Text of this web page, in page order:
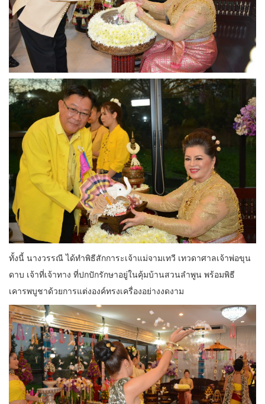
ทั้งนี้ นางวรรณี ได้ทำพิธีสักการะเจ้าแม่จามเทวี เทวดาศาลเจ้าพ่อขุน
ดาบ เจ้าที่เจ้าทาง ที่ปกปักรักษาอยู่ในคุ้มบ้านสวนลำพูน พร้อมพิธี
เคารพบูชาด้วยการแต่งองค์ทรงเครื่องอย่างงดงาม